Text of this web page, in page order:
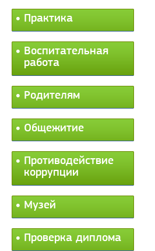
Практика
Воспитательная
работа
Родителям
Общежитие
Противодействие
коррупции
Музей
Проверка диплома